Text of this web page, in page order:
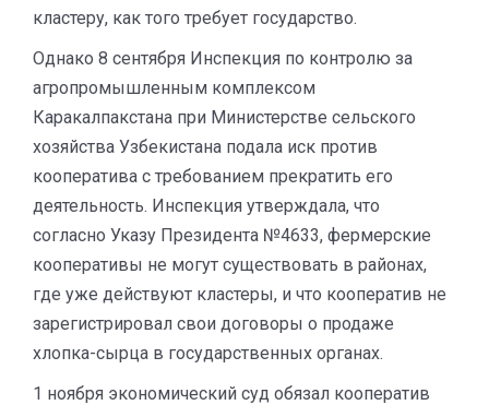
кластеру, как того требует государство.
Однако 8 сентября Инспекция по контролю за
агропромышленным комплексом
Каракалпакстана при Министерстве сельского
хозяйства Узбекистана подала иск против
кооператива с требованием прекратить его
деятельность. Инспекция утверждала, что
согласно Указу Президента №4633, фермерские
кооперативы не могут существовать в районах,
где уже действуют кластеры, и что кооператив не
зарегистрировал свои договоры о продаже
хлопка-сырца в государственных органах.
1 ноября экономический суд обязал кооператив